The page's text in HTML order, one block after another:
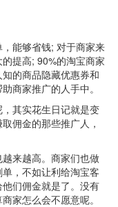
能够省钱; 对于商家来
提高; 90%的淘宝商家
的商品隐藏优惠券和
商家推广的人手中。
其实花生日记就是变
佣金的那些推广人，
来越高。商家们也做
，不如让利给淘宝客
们佣金就是了。没有
家怎么会不愿意呢。